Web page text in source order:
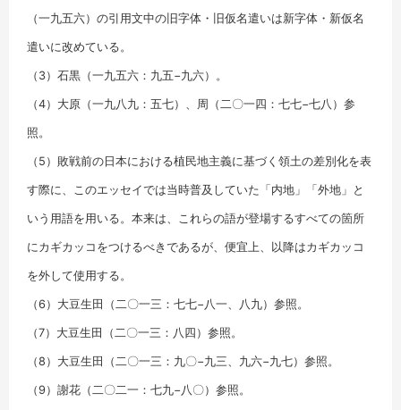
（一九五六）の引用文中の旧字体・旧仮名遣いは新字体・新仮名
遣いに改めている。
（3）石黒（一九五六：九五−九六）。
（4）大原（一九八九：五七）、周（二〇一四：七七−七八）参
照。
（5）敗戦前の日本における植民地主義に基づく領土の差別化を表
す際に、このエッセイでは当時普及していた「内地」「外地」と
いう用語を用いる。本来は、これらの語が登場するすべての箇所
にカギカッコをつけるべきであるが、便宜上、以降はカギカッコ
を外して使用する。
（6）大豆生田（二〇一三：七七−八一、八九）参照。
（7）大豆生田（二〇一三：八四）参照。
（8）大豆生田（二〇一三：九〇−九三、九六−九七）参照。
（9）謝花（二〇二一：七九−八〇）参照。